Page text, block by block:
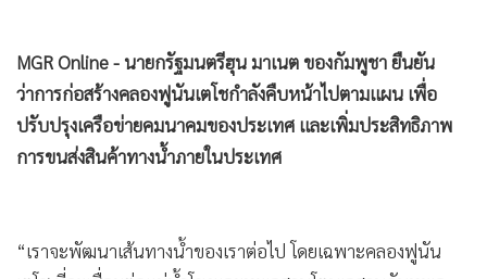
• ต่างประเทศ
• Special Scoop
• เศรษฐกิจ-ธุรกิจ
• จีน
Motoring